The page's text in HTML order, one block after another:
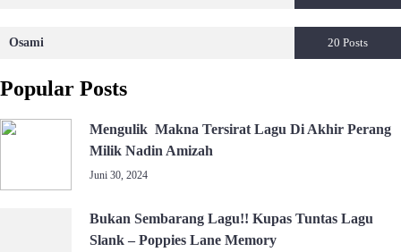
Osami 20 Posts
Popular Posts
Mengulik Makna Tersirat Lagu Di Akhir Perang
Milik Nadin Amizah
Juni 30, 2024
Bukan Sembarang Lagu!! Kupas Tuntas Lagu
Slank – Poppies Lane Memory